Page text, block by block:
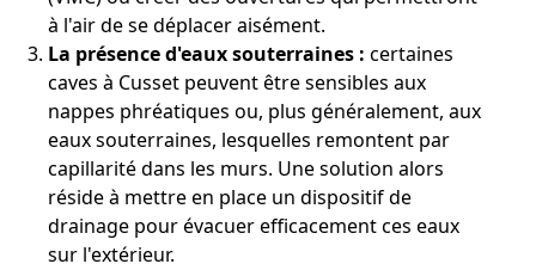
à l'air de se déplacer aisément.
La présence d'eaux souterraines : certaines
caves à Cusset peuvent être sensibles aux
nappes phréatiques ou, plus généralement, aux
eaux souterraines, lesquelles remontent par
capillarité dans les murs. Une solution alors
réside à mettre en place un dispositif de
drainage pour évacuer efficacement ces eaux
sur l'extérieur.